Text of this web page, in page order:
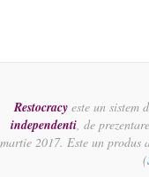
Restocracy este un sistem
independenti, de
martie 2017. Este un produs
(